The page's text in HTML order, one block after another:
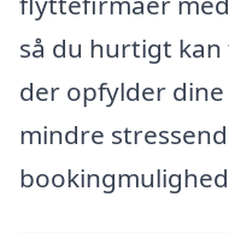
så du hurtigt
der opfylder
mindre